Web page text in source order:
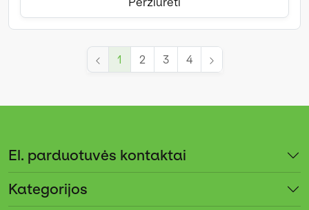
1 2 3 4
El. parduotuvės kontaktai
Kategorijos